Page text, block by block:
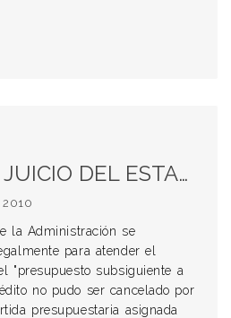
DE FONDOS DEL ESTADO. Procedencia del embargo.
2010
la Administración se
para atender el
"presupuesto subsiguiente a
no pudo ser cancelado por
presupuestaria asignada